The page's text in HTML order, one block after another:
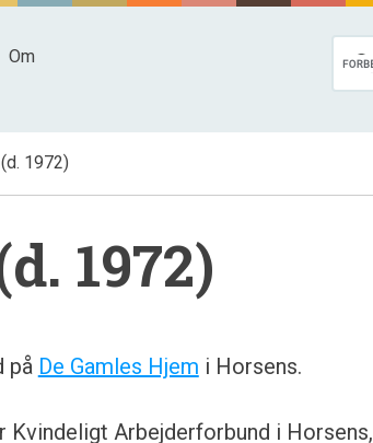
Om
1972)
1972)
på De Gamles Hjem i Horsens.
Arbejderforbund i Horsens,